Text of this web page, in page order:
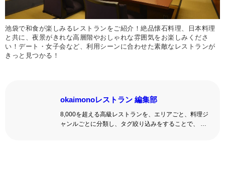
池袋で和食が楽しみるレストランをご紹介！絶品懐石料理、日本料理
と共に、夜景がきれな高層階やおしゃれな雰囲気をお楽しみくださ
い！デート・女子会など、利用シーンに合わせた素敵なレストランが
きっと見つかる！
okaimonoレストラン 編集部
8,000を超える高級レストランを、エリアごと、料理ジ
ャンルごとに分類し、タグ絞り込みをすることで、 い